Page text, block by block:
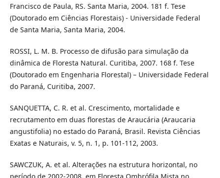
Francisco de Paula, RS. Santa Maria, 2004. 181 f. Tese
(Doutorado em Ciências Florestais) - Universidade Federal
de Santa Maria, Santa Maria, 2004.
ROSSI, L. M. B. Processo de difusão para simulação da
dinâmica de Floresta Natural. Curitiba, 2007. 168 f. Tese
(Doutorado em Engenharia Florestal) – Universidade Federal
do Paraná, Curitiba, 2007.
SANQUETTA, C. R. et al. Crescimento, mortalidade e
recrutamento em duas florestas de Araucária (Araucaria
angustifolia) no estado do Paraná, Brasil. Revista Ciências
Exatas e Naturais, v. 5, n. 1, p. 101-112, 2003.
SAWCZUK, A. et al. Alterações na estrutura horizontal, no